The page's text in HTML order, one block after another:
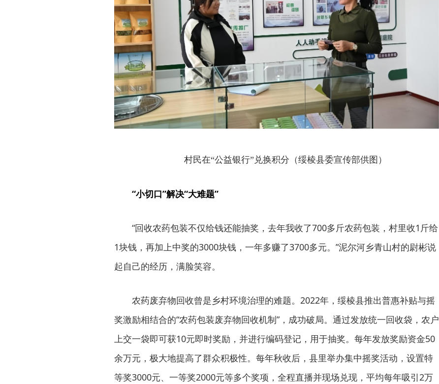
村民在“公益银行”兑换积分（绥棱县委宣传部供图）
“小切口”解决“大难题”
“回收农药包装不仅给钱还能抽奖，去年我收了700多斤农药包装，村里收1斤给
1块钱，再加上中奖的3000块钱，一年多赚了3700多元。”泥尔河乡青山村的尉彬说
起自己的经历，满脸笑容。
农药废弃物回收曾是乡村环境治理的难题。2022年，绥棱县推出普惠补贴与摇
奖激励相结合的“农药包装废弃物回收机制”，成功破局。通过发放统一回收袋，农户
上交一袋即可获10元即时奖励，并进行编码登记，用于抽奖。每年发放奖励资金50
余万元，极大地提高了群众积极性。每年秋收后，县里举办集中摇奖活动，设置特
等奖3000元、一等奖2000元等多个奖项，全程直播并现场兑现，平均每年吸引2万